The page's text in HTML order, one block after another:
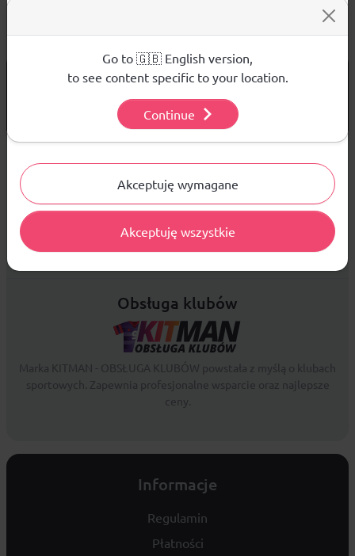
DARMOWA WYSYŁKAod 299 PLN
14 DNINA ZWROT TOWARU
Sprzedaż hurtowa
Platforma B2B zapewnia profesjonalną obsługę biznesową i
najlepsze ceny dla odbiorców hurtowych.
Obsługa klubów
Informacje
Regulamin
Płatności
używanych plików cookies.
Aby dowiedzieć się więcej o plikach cookie i tym, jak
wykorzystujemy Twoje dane, odwiedź naszą Polityką
Akceptuję wymagane
Akceptuję wszystkie
Go to 🇬🇧 English version,
to see content specific to your location.
Continue